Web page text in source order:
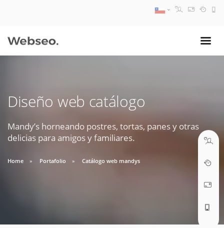
Diseño web catálogo
Mandy’s horneando postres, tortas, panes y otras
delicias para amigos y familiares.
Home Portafolio Catálogo web mandys
09:30 AM A 18:30 PM
soporte@webseo.cl